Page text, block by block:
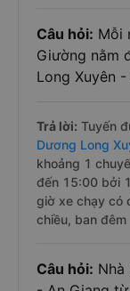
Câu hỏi: Mỗi
Giường nằm
Long Xuyên
Trả lời: Tuyến
Dương Long
khoảng 1
đến 15:00 bởi
giờ xe chạy có
chiều, ban đêm
Câu hỏi: Nhà